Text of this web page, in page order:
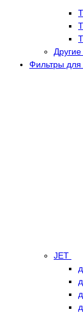
Другие
Фильтры для
JET